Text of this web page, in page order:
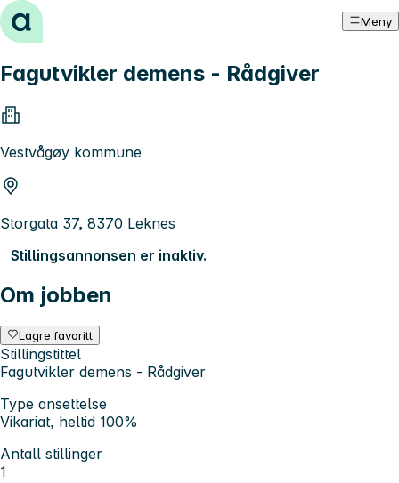
Hopp til innhold Meny
Fagutvikler demens - Rådgiver
Vestvågøy kommune
Storgata 37, 8370 Leknes
Stillingsannonsen er inaktiv.
Om jobben
Lagre favoritt
Stillingstittel
Fagutvikler demens - Rådgiver
Type ansettelse
Vikariat, heltid 100%
Antall stillinger
1